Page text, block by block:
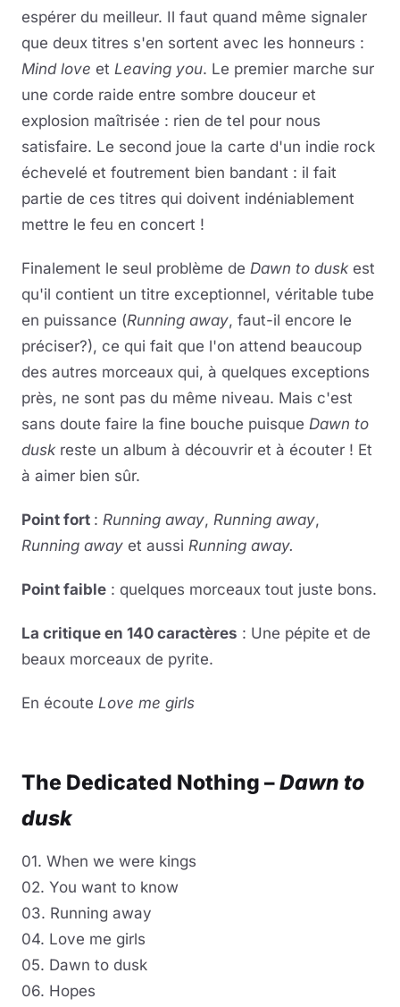
espérer du meilleur. Il faut quand même signaler
que deux titres s'en sortent avec les honneurs :
Mind love et Leaving you. Le premier marche sur
une corde raide entre sombre douceur et
explosion maîtrisée : rien de tel pour nous
satisfaire. Le second joue la carte d'un indie rock
échevelé et foutrement bien bandant : il fait
partie de ces titres qui doivent indéniablement
mettre le feu en concert !
Finalement le seul problème de Dawn to dusk est
qu'il contient un titre exceptionnel, véritable tube
en puissance (Running away, faut-il encore le
préciser?), ce qui fait que l'on attend beaucoup
des autres morceaux qui, à quelques exceptions
près, ne sont pas du même niveau. Mais c'est
sans doute faire la fine bouche puisque Dawn to
dusk reste un album à découvrir et à écouter ! Et
à aimer bien sûr.
Point fort : Running away, Running away,
Running away et aussi Running away.
Point faible : quelques morceaux tout juste bons.
La critique en 140 caractères : Une pépite et de
beaux morceaux de pyrite.
En écoute Love me girls
The Dedicated Nothing –Dawn to
dusk
01. When we were kings
02. You want to know
03. Running away
04. Love me girls
05. Dawn to dusk
06. Hopes